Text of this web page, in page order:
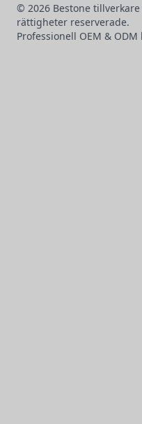
© 2026 Bestone
rättigheter reserverade.
Professionell OEM &